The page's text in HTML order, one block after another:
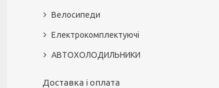
Велосипеди
Електрокомплектуючі
АВТОХОЛОДИЛЬНИКИ
Доставка і оплата